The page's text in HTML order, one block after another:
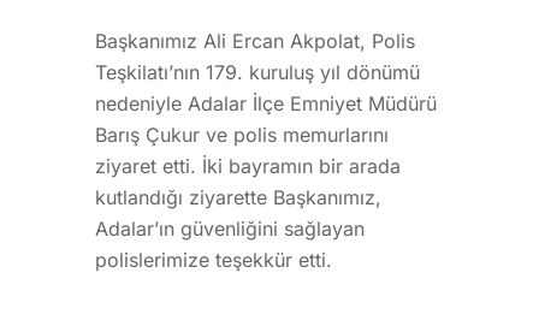
Başkanımız Ali Ercan Akpolat, Polis
Teşkilatı’nın 179. kuruluş yıl dönümü
nedeniyle Adalar İlçe Emniyet Müdürü
Barış Çukur ve polis memurlarını
ziyaret etti. İki bayramın bir arada
kutlandığı ziyarette Başkanımız,
Adalar’ın güvenliğini sağlayan
polislerimize teşekkür etti.